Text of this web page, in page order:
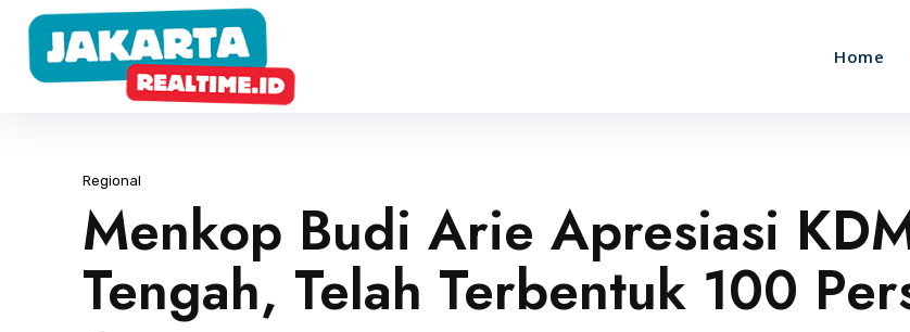
Home
Regional
Menkop Budi Arie Apresiasi
Tengah, Telah Terbentuk 100